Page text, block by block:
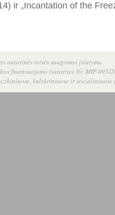
ir „Incantation of the
autorinės teisės saugomos įstatymu.
finansuojamo (sutarties Nr. MIP-
kultūriniuose ir socialiniuose